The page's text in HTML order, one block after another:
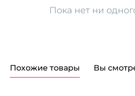
Пока нет ни
Похожие товары Вы